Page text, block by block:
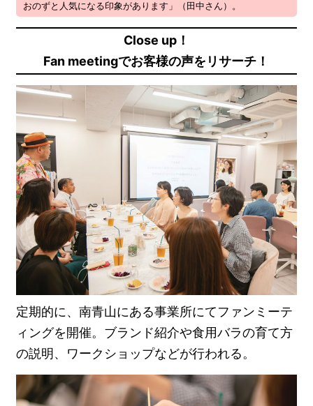
おのずと人気になる印象があります」（田中さん）。
Close up！
Fan meetingでお客様の声をリサーチ！
定期的に、南青山にある事業所にてファンミーテ
ィングを開催。ブランド紹介や食用バラの育て方
の説明、ワークショップなどが行われる。